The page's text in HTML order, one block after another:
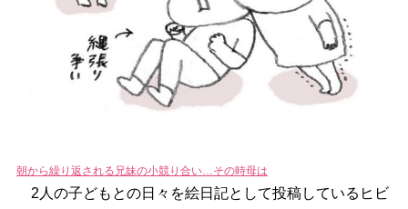
朝から繰り返される兄妹の小競り合い…その時母は
2人の子どもとの日々を絵日記として投稿しているヒビ